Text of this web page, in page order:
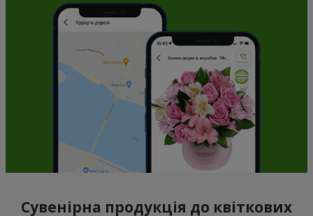
Сувенірна продукція до квіткових